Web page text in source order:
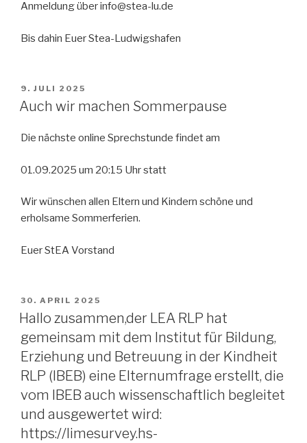
Anmeldung über info@stea-lu.de
Bis dahin Euer Stea-Ludwigshafen
VERÖFFENTLICHT
AM
9. JULI 2025
Auch wir machen Sommerpause
Die nächste online Sprechstunde findet am
01.09.2025 um 20:15 Uhr statt
Wir wünschen allen Eltern und Kindern schöne und
erholsame Sommerferien.
Euer StEA Vorstand
VERÖFFENTLICHT
AM
30. APRIL 2025
Hallo zusammen,der LEA RLP hat
gemeinsam mit dem Institut für Bildung,
Erziehung und Betreuung in der Kindheit
RLP (IBEB) eine Elternumfrage erstellt, die
vom IBEB auch wissenschaftlich begleitet
und ausgewertet wird:
https://limesurvey.hs-